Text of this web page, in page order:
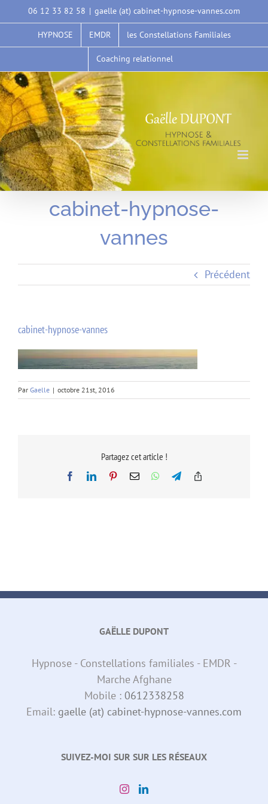
Passer
au
06 12 33 82 58 | gaelle (at) cabinet-hypnose-vannes.com
HYPNOSE EMDR les Constellations Familiales
Coaching relationnel
cabinet-hypnose-
vannes
Précédent
cabinet-hypnose-vannes
Par Gaelle | octobre 21st, 2016
Partagez cet article !
FacebookLinkedInPinterestEmail WhatsApp
Telegram
GAËLLE DUPONT
Hypnose - Constellations familiales - EMDR -
Marche Afghane
Mobile : 0612338258
Email: gaelle (at) cabinet-hypnose-vannes.com
SUIVEZ-MOI SUR SUR LES RÉSEAUX